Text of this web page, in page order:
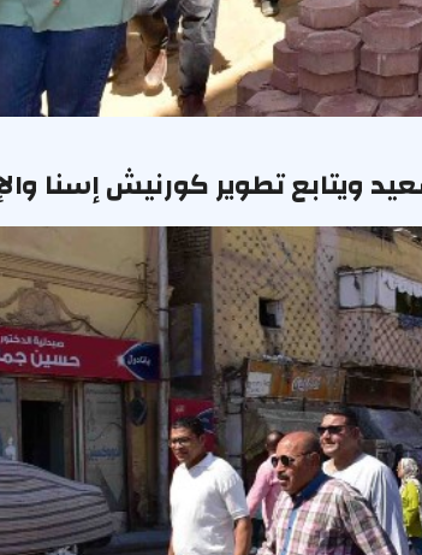
ويتابع تطوير كورنيش إسنا